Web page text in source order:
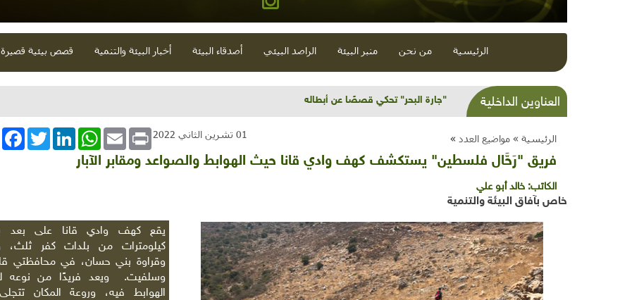
الرئيسية من نحن منبر البيئة الراصد البيئي أصدقاء البيئة أخبار البيئة والتنمية قصص بيئية قصيرة
العناوين الداخلية لا يحمي الغابات إلا سكانها
الرئيسية » مواضيع العدد »
TwitterLinkedInWhatsApp Email Print 01 تشرين الثاني 2022
فريق "رَحَّال فلسطين" يستكشف كهف وادي قانا حيث الهوابط والصواعد ومقابر الآبار
الكاتب: خالد أبو علي
خاص بآفاق البيئة والتنمية
يقع كهف وادي قانا على بعد
كيلومترات من بلدات كفر ثلث،
وقراوة بني حسان، في محافظتي
وسلفيت. ويعد فريدًا من نوعه
الهوابط فيه، وروعة المكان